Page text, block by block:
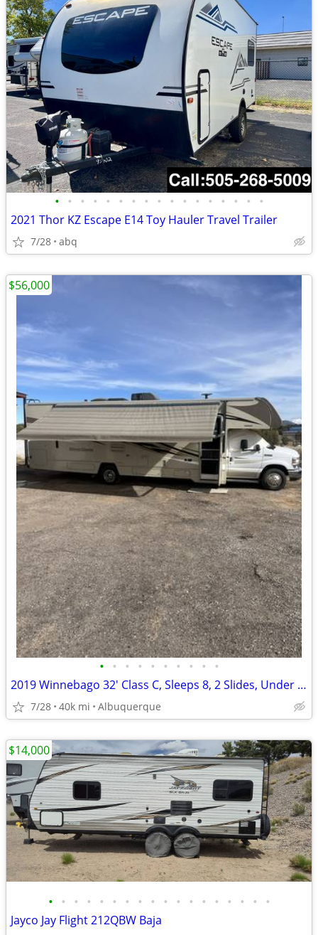
• • • • • • • • • • • • • • • • •
2021 Thor KZ Escape E14 Toy Hauler Travel Trailer
7/28 abq
• • • • • • • • • •
2019 Winnebago 32' Class C, Sleeps 8, 2 Slides, Under 40K Miles
7/28 40k mi Albuquerque
$56,000
• • • • • • • • • • • • • • • • • •
Jayco Jay Flight 212QBW Baja
$14,000